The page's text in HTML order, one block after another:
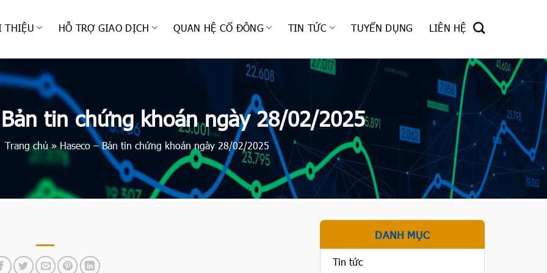
THIỆU HỖ TRỢ GIAO DỊCH QUAN HỆ CỔ ĐÔNG TIN TỨC TUYỂN DỤNG LIÊN HỆ
tin chứng khoán ngày 28/02/2025
Trang chủ»Haseco – Bản tin chứng khoán ngày 28/02/2025
DANH MỤC
Tin tức